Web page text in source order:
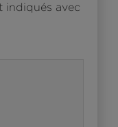
indiqués avec